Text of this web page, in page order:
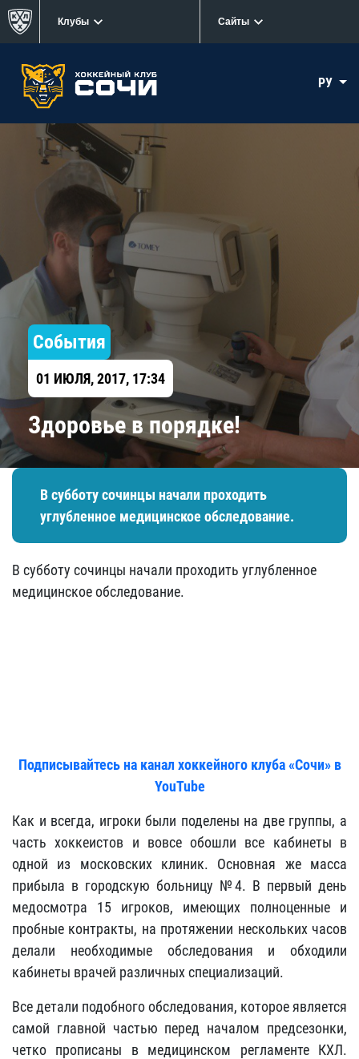
Клубы Сайты
РУ
События
01 ИЮЛЯ, 2017, 17:34
Здоровье в порядке!
В субботу сочинцы начали проходить
углубленное медицинское обследование.
В субботу сочинцы начали проходить углубленное
медицинское обследование.
Подписывайтесь на канал хоккейного клуба «Сочи» в
YouTube
Как и всегда, игроки были поделены на две группы, а
часть хоккеистов и вовсе обошли все кабинеты в
одной из московских клиник. Основная же масса
прибыла в городскую больницу №4. В первый день
медосмотра 15 игроков, имеющих полноценные и
пробные контракты, на протяжении нескольких часов
делали необходимые обследования и обходили
кабинеты врачей различных специализаций.
Все детали подобного обследования, которое является
самой главной частью перед началом предсезонки,
четко прописаны в медицинском регламенте КХЛ.